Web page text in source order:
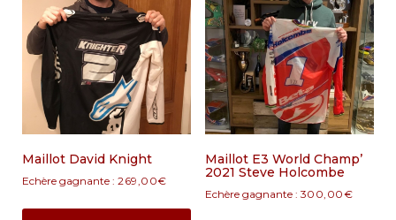
Maillot David Knight
Echère gagnante : 269,00€
Maillot E3 World Champ’
2021 Steve Holcombe
Echère gagnante : 300,00€